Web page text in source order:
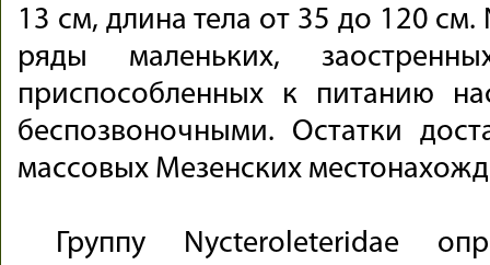
13 см, длина тела от 35 до 120
ряды маленьких,
приспособленных к питанию
беспозвоночными. Остатки
массовых Мезенских
Группу Nycteroleteridae